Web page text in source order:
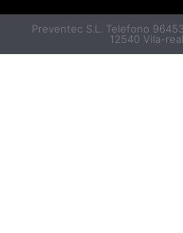
Preventec S.L. Telefono
12540 Vila-